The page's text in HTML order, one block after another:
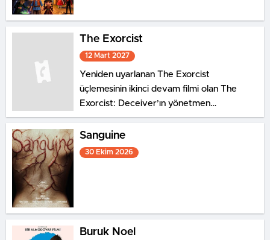
The Exorcist
12 Mart 2027
Yeniden uyarlanan The Exorcist
üçlemesinin ikinci devam filmi olan The
Exorcist: Deceiver’ın yönetmen
koltuğunda ilk film olan The Exorcist:
Believer’ın da yönetmenliğini üstlenen
David Gordon Green oturuyor. İlk filmde
Sanguine
30 Ekim 2026
Buruk Noel